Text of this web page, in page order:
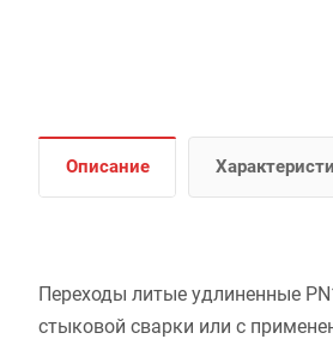
Описание
Переходы литые удлиненные
стыковой сварки или с